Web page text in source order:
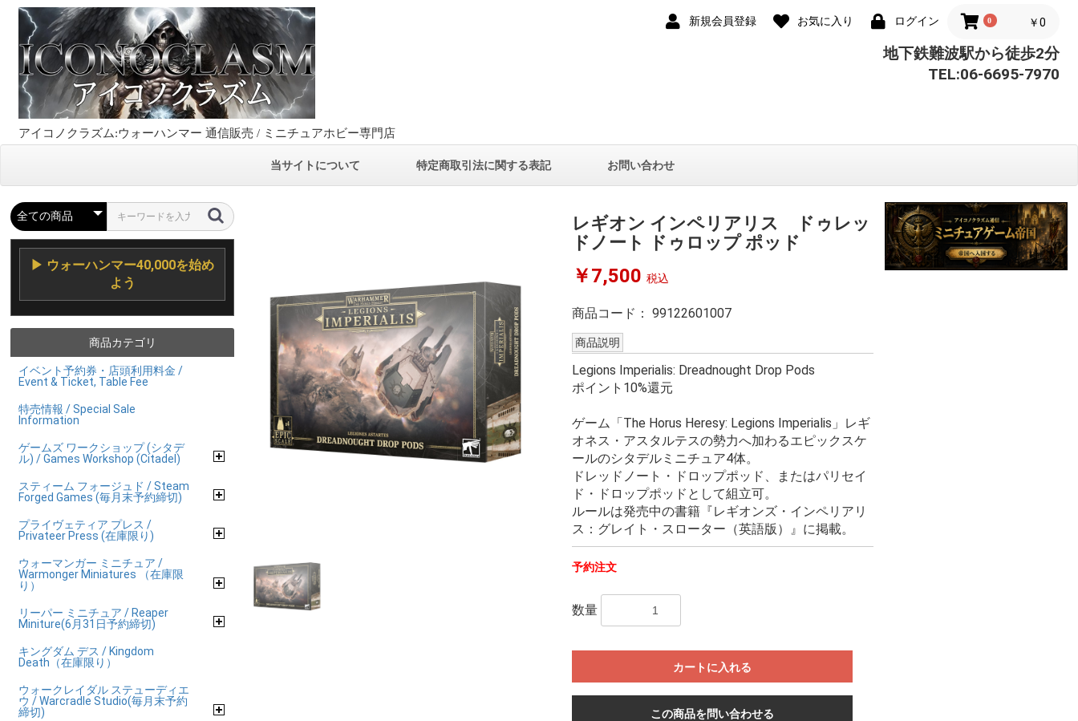
新規会員登録 お気に入り ログイン 0 ￥0
アイコノクラズム:ウォーハンマー 通信販売 / ミニチュアホビー専門店
地下鉄難波駅から徒歩2分
TEL:06-6695-7970
当サイトについて 特定商取引法に関する表記 お問い合わせ
▶ ウォーハンマー40,000を始め
よう
商品カテゴリ
イベント予約券・店頭利用料金 /
Event & Ticket, Table Fee
特売情報 / Special Sale
Information
ゲームズ ワークショップ (シタデ
ル) / Games Workshop (Citadel)
スティーム フォージュド / Steam
Forged Games (毎月末予約締切)
プライヴェティア プレス /
Privateer Press (在庫限り)
ウォーマンガー ミニチュア /
Warmonger Miniatures （在庫限
り）
リーパー ミニチュア / Reaper
Miniture(6月31日予約締切)
キングダム デス / Kingdom
Death（在庫限り）
ウォークレイダル ステューディエ
ウ / Warcradle Studio(毎月末予約
締切)
レギオン インペリアリス ドゥレッ
ドノート ドゥロップ ポッド
￥7,500 税込
商品コード：99122601007
商品説明
Legions Imperialis: Dreadnought Drop Pods
ポイント10%還元
ゲーム「The Horus Heresy: Legions Imperialis」レギ
オネス・アスタルテスの勢力へ加わるエピックスケ
ールのシタデルミニチュア4体。
ドレッドノート・ドロップポッド、またはパリセイ
ド・ドロップポッドとして組立可。
ルールは発売中の書籍『レギオンズ・インペリアリ
ス：グレイト・スローター（英語版）』に掲載。
予約注文
数量
カートに入れる
この商品を問い合わせる